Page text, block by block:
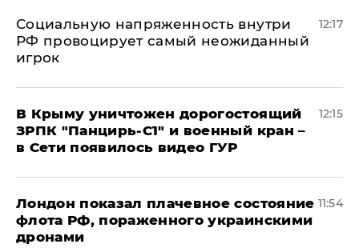
Социальную напряженность внутри
РФ провоцирует самый неожиданный
игрок
12:17
В Крыму уничтожен дорогостоящий
ЗРПК "Панцирь-С1" и военный кран –
в Сети появилось видео ГУР
12:15
Лондон показал плачевное состояние
флота РФ, пораженного украинскими
дронами
11:54